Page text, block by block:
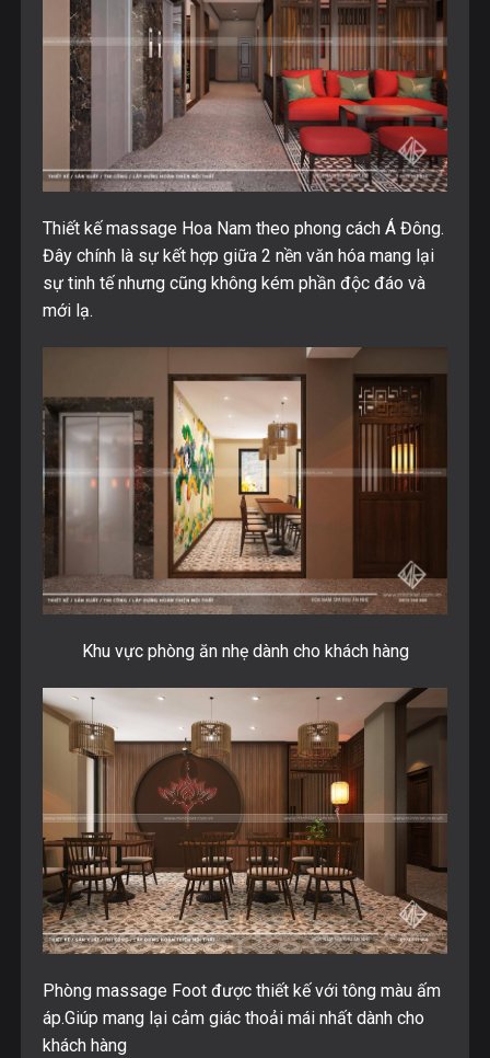
Thiết kế massage Hoa Nam theo phong cách Á Đông.
Đây chính là sự kết hợp giữa 2 nền văn hóa mang lại
sự tinh tế nhưng cũng không kém phần độc đáo và
mới lạ.
Khu vực phòng ăn nhẹ dành cho khách hàng
Phòng massage Foot được thiết kế với tông màu ấm
áp.Giúp mang lại cảm giác thoải mái nhất dành cho
khách hàng